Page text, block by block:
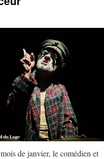
de janvier, le comédien et